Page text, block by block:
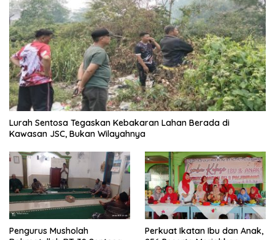
Lurah Sentosa Tegaskan Kebakaran Lahan Berada di
Kawasan JSC, Bukan Wilayahnya
Pengurus Musholah
Perkuat Ikatan Ibu dan Anak,